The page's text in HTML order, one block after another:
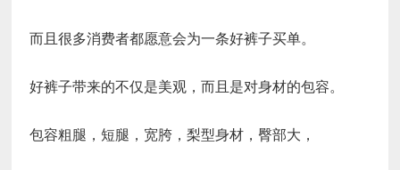
而且很多消费者都愿意会为一条好裤子买单。
好裤子带来的不仅是美观，而且是对身材的包容。
包容粗腿，短腿，宽胯，梨型身材，臀部大，